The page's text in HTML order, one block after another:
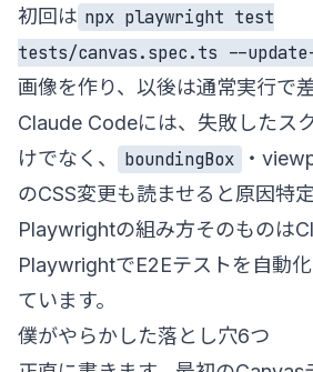
初回は npx playwright test
tests/canvas.spec.ts --
画像を作り、以後は通常実行で
Claude Codeには、失敗したス
けでなく、
boundingBox
・
のCSS変更も読ませると原因特定
Playwrightの組み方そのものは
PlaywrightでE2Eテストを自動
ています。
僕がやらかした落とし穴6つ